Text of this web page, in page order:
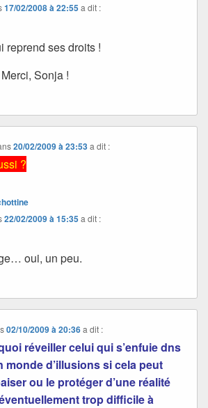
17/02/2008 à 22:55a dit :
reprend ses droits !
Sonja !
20/02/2009 à 23:53 a dit :
?
22/02/2009 à 15:35a dit :
oui, un peu.
02/10/2009 à 20:36 a dit :
réveiller celui qui s’enfuie dns
monde d’illusions si cela peut
ou le protéger d’une réalité
trop difficile à